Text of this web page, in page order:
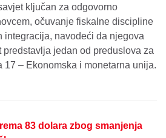
ključan za odgovorno
očuvanje fiskalne discipline
integracija, navodeći da njegova
predstavlja jedan od preduslova za
17 – Ekonomska i monetarna unija.
83 dolara zbog smanjenja